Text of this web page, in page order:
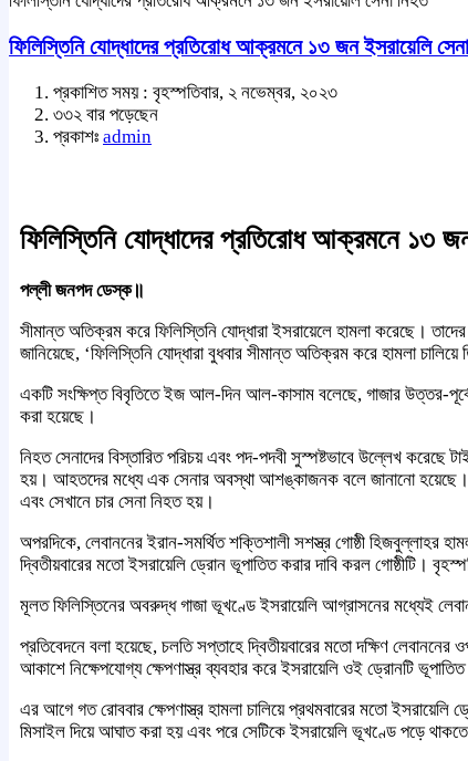
ফিলিস্তিনি যোদ্ধাদের প্রতিরোধ আক্রমনে ১৩ জন ইসরায়েলি
প্রকাশিত সময় : বৃহস্পতিবার, ২ নভেম্বর, ২০২৩
৩৩২ বার পড়েছেন
প্রকাশঃ admin
ফিলিস্তিনি যোদ্ধাদের প্রতিরোধ আক্রমনে ১৩
পল্লী জনপদ ডেস্ক॥
সীমান্ত অতিক্রম করে ফিলিস্তিনি যোদ্ধারা ইসরায়েলে হামলা করেছে।
জানিয়েছে, ‘ফিলিস্তিনি যোদ্ধারা বুধবার সীমান্ত অতিক্রম করে হামলা
একটি সংক্ষিপ্ত বিবৃতিতে ইজ আল-দিন আল-কাসাম বলেছে, গাজার উত্তর-পূর্বে
করা হয়েছে।
নিহত সেনাদের বিস্তারিত পরিচয় এবং পদ-পদবী সুস্পষ্টভাবে উল্লেখ
হয়। আহতদের মধ্যে এক সেনার অবস্থা আশঙ্কাজনক বলে জানানো হয়েছে।
এবং সেখানে চার সেনা নিহত হয়।
অপরদিকে, লেবাননের ইরান-সমর্থিত শক্তিশালী সশস্ত্র গোষ্ঠী হিজবুল্লাহর
দ্বিতীয়বারের মতো ইসরায়েলি ড্রোন ভূপাতিত করার দাবি করল গোষ্ঠীটি।
মূলত ফিলিস্তিনের অবরুদ্ধ গাজা ভূখণ্ডে ইসরায়েলি আগ্রাসনের মধ্যেই
প্রতিবেদনে বলা হয়েছে, চলতি সপ্তাহে দ্বিতীয়বারের মতো দক্ষিণ
আকাশে নিক্ষেপযোগ্য ক্ষেপণাস্ত্র ব্যবহার করে ইসরায়েলি ওই ড্রোনটি
এর আগে গত রোববার ক্ষেপণাস্ত্র হামলা চালিয়ে প্রথমবারের মতো
মিসাইল দিয়ে আঘাত করা হয় এবং পরে সেটিকে ইসরায়েলি ভূখণ্ডে পড়ে